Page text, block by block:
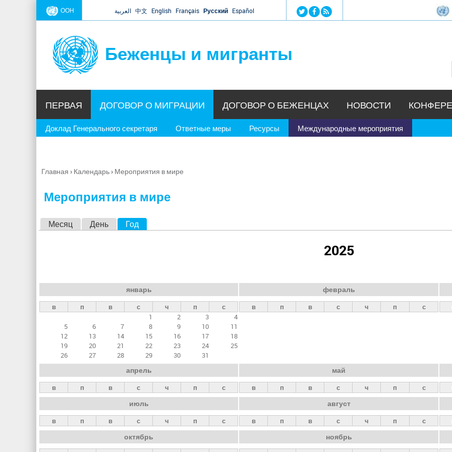
Jump to navigation
ООН العربية 中文 English Français Русский Español
Беженцы и мигранты
ПЕРВАЯ ДОГОВОР О МИГРАЦИИ
Доклад Генерального секретаря Ответные меры Ресурсы Международные мероприятия
ДОГОВОР О БЕЖЕНЦАХ НОВОСТИ
Вы
Главная › Календарь› Мероприятия в мире
Мероприятия в мире
н
ы
е
а
д
к
и
Месяц День Год
2025
январь
в п в с ч п
с
1
2 3
4
5
6 7 8 9 10
11
12
13 14 15 16 17
18
19
20 21 22 23 24
25
26
27 28 29 30 31
февраль
в п в с ч п с
апрель
в п в с ч п с
май
в п в с ч п с
июль
в п в с ч п с
август
в п в с ч п с
октябрь ноябрь